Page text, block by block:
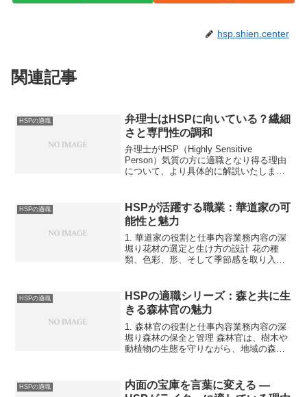
hsp.shien.center
関連記事
HSPの適職
弁理士はHSPに向いている？繊細
さと専門性の調和
弁理士がHSP（Highly Sensitive
Person）気質の方に適職となり得る理由
について、より具体的に解説いたしま
の知的財産に関する出願書類の作成や調
査...
HSPの適職
HSPが活躍する職業：華道家の可
能性と魅力
1. 華道家の役割と仕事内容業務内容の深
堀り花材の選定と生け方の設計 花の種
類、色彩、形、そして季節感を取り入れ
つ、自身の感性を反映させるため、HSP
の繊細な感性が大いに...
HSPの適職
HSPの適職シリーズ：森と共に生
きる森林官の魅力
1. 森林官の役割と仕事内容業務内容の深
堀り森林の保全と管理 森林官は、樹木や
動植物の生態を守りながら、地域の森林
でHSPの観察力が役立ちます。環境のモ
ニタリング 森林...
HSPの適職
内面の宝庫を言葉に変える ―